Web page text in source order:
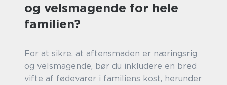
og velsmagende for hele
familien?
For at sikre, at aftensmaden er næringsrig
og velsmagende, bør du inkludere en bred
vifte af fødevarer i familiens kost, herunder